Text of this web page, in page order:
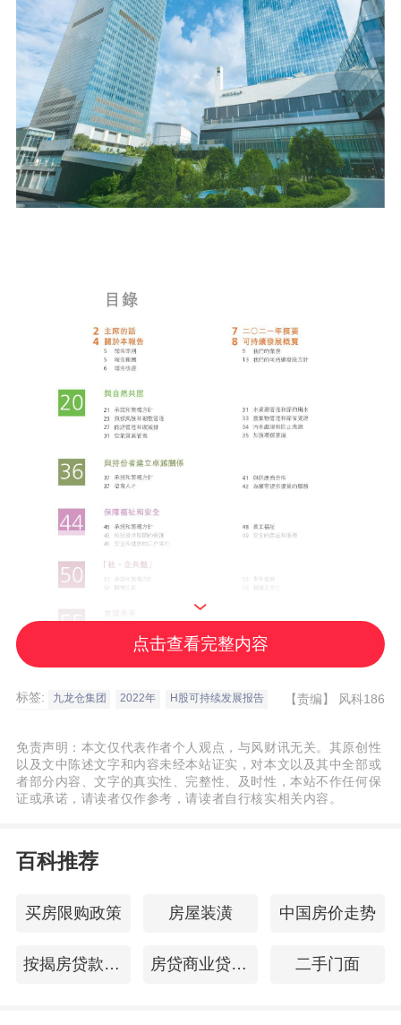
点击查看完整内容
标签: 九龙仓集团 2022年
H股可持续发展报告
【责编】 风科186
免责声明：本文仅代表作者个人观点，与风财讯无关。其原创性
以及文中陈述文字和内容未经本站证实，对本文以及其中全部或
者部分内容、文字的真实性、完整性、及时性，本站不作任何保
证或承诺，请读者仅作参考，请读者自行核实相关内容。
百科推荐
买房限购政策 房屋装潢 中国房价走势
按揭房贷款流程 房贷商业贷款利率 二手门面